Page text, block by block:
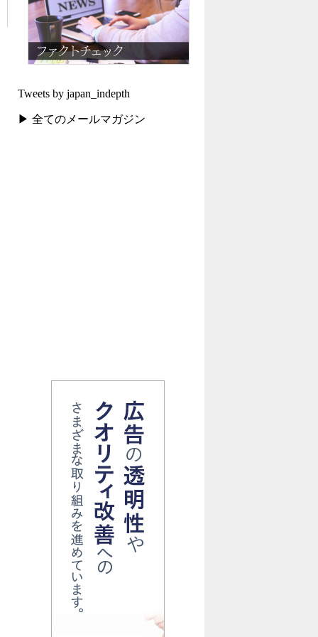
Tweets by japan_indepth
▶ 全てのメールマガジン